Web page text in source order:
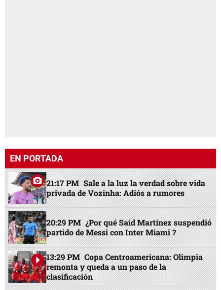
EN PORTADA
21:17 PM Sale a la luz la verdad sobre vida
privada de Vozinha: Adiós a rumores
20:29 PM ¿Por qué Said Martínez suspendió
partido de Messi con Inter Miami ?
13:29 PM Copa Centroamericana: Olimpia
remonta y queda a un paso de la
clasificación